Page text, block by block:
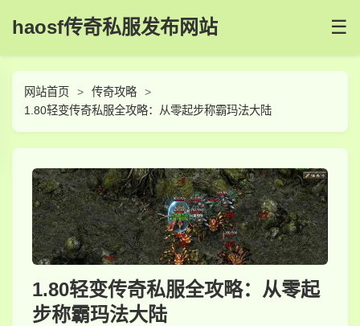
haosf传奇私服发布网站 ☰
网站首页
传奇攻略
1.80轻变传奇私服全攻略：从零起步称霸玛法大陆
1.80轻变传奇私服全攻略：从零起
步称霸玛法大陆